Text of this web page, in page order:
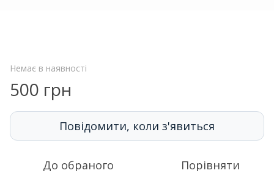
Немає в наявності
500 грн
Повідомити, коли з'явиться
До обраного Порівняти